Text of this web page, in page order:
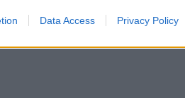
Data Access Privacy Policy
δικαίωμα καθαρού μερίσματος
μέρισμα ύψους 1,34 ευρώ